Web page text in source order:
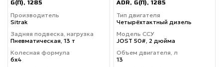
G(П), 1285
Производитель
Sitrak
Задняя подвеска, нагрузка
Пневматическая, 13 т
Колесная формула
6х4
ADR, G(П), 1285
Тип двигателя
Четырёхтактный дизель
Модель ССУ
JOST 50#, 2 дюйма
Объем двигателя, л
13